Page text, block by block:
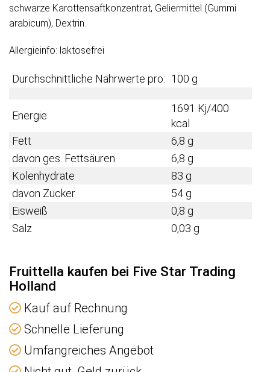
schwarze Karottensaftkonzentrat, Geliermittel (Gummi
arabicum), Dextrin.
Allergieinfo: laktosefrei
Durchschnittliche Nährwerte pro: 100 g
Energie
1691 Kj/400
kcal
Fett
6,8 g
davon ges. Fettsäuren
6,8 g
Kolenhydrate
83 g
davon Zucker
54 g
Eisweiß
0,8 g
Salz
0,03 g
Fruittella kaufen bei Five Star Trading
Holland
Kauf auf Rechnung
Schnelle Lieferung
Umfangreiches Angebot